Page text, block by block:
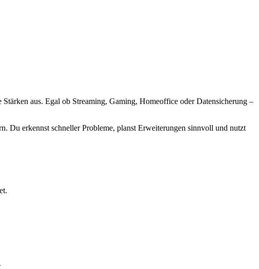
aus. Egal ob Streaming, Gaming, Homeoffice oder Datensicherung –
Du erkennst schneller Probleme, planst Erweiterungen sinnvoll und nutzt